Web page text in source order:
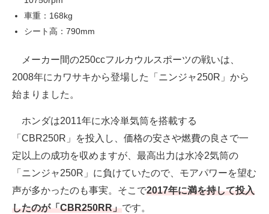
車重：168kg
シート高：790mm
メーカー間の250ccフルカウルスポーツの戦いは、
2008年にカワサキから登場した「ニンジャ250R」から
始まりました。
ホンダは2011年に水冷単気筒を搭載する
「CBR250R」を投入し、価格の安さや燃費の良さで一
定以上の成功を収めますが、最高出力は水冷2気筒の
「ニンジャ250R」に負けていたので、モアパワーを望む
声が多かったのも事実。そこで2017年に満を持して投入
したのが「CBR250RR」です。